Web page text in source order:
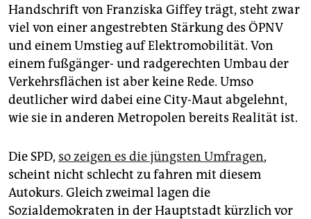
Handschrift von Franziska Giffey trägt, steht zwar
viel von einer angestrebten Stärkung des ÖPNV
und einem Umstieg auf Elektromobilität. Von
einem fußgänger- und radgerechten Umbau der
Verkehrsflächen ist aber keine Rede. Umso
deutlicher wird dabei eine City-Maut abgelehnt,
wie sie in anderen Metropolen bereits Realität ist.
Die SPD, so zeigen es die jüngsten Umfragen,
scheint nicht schlecht zu fahren mit diesem
Autokurs. Gleich zweimal lagen die
Sozialdemokraten in der Hauptstadt kürzlich vor